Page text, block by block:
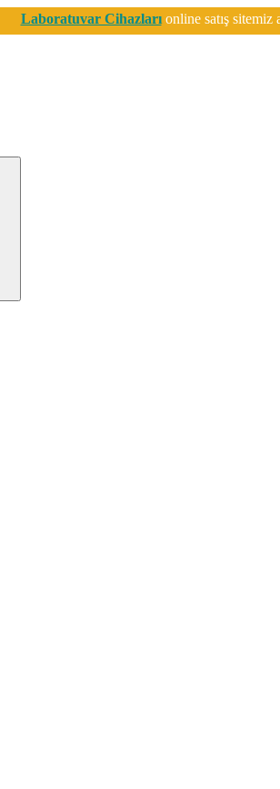
Laboratuvar Cihazlarıonline satış sitemiz